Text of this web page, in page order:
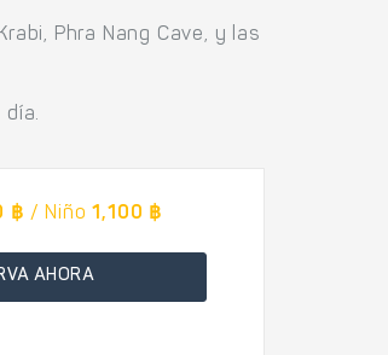
Phra Nang Cave, y las
฿ / Niño 1,100 ฿
AHORA